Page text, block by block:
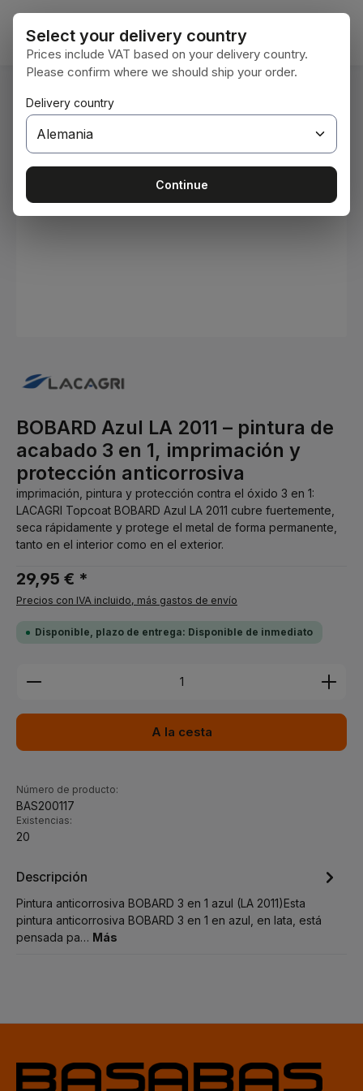
Saltar al contenido principal
Estás aquí: Inicio
BOBARD Azul LA 2011 – pintura de
acabado 3 en 1, imprimación y
protección anticorrosiva
imprimación, pintura y protección contra el óxido 3 en 1:
LACAGRI Topcoat BOBARD Azul LA 2011 cubre fuertemente,
seca rápidamente y protege el metal de forma permanente,
tanto en el interior como en el exterior.
29,95 € *
Precios con IVA incluido, más gastos de envío
Disponible, plazo de entrega: Disponible de inmediato
Cantidad del producto: introduce la cantidad
A la cesta
Número de producto:
BAS200117
Existencias:
20
Descripción
Pintura anticorrosiva BOBARD 3 en 1 azul (LA 2011)Esta
pintura anticorrosiva BOBARD 3 en 1 en azul, en lata, está
pensada pa… Más
Select your delivery country
Prices include VAT based on your delivery country.
Please confirm where we should ship your order.
Delivery country
Continue